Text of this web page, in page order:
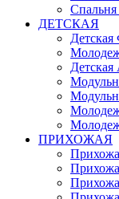
Спальня
ДЕТСКАЯ
Детская
ПРИХОЖАЯ